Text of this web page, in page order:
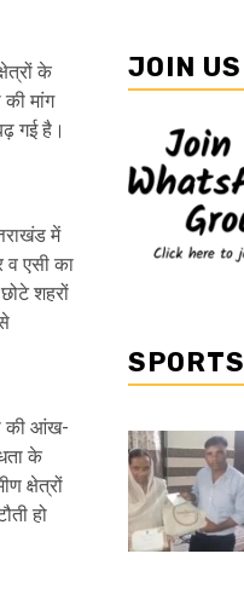
के
मांग
गई है।
में
व एसी का
शहरों
की आंख-
के
क्षेत्रों
हो
JOIN US
SPORTS